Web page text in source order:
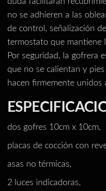
no se adhieren a las
de control, señalización
termostato que mantiene
Por seguridad, la gofrera
que no se calientan y
hacen firmemente unidos
dos gofres 10cm x 10cm,
placas de cocción con
asas no térmicas,
2 luces indicadoras,